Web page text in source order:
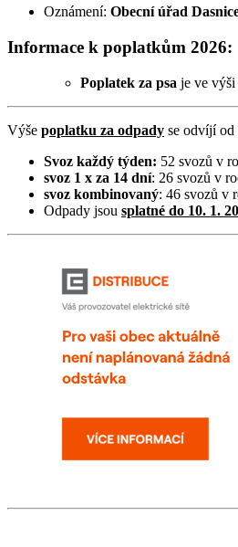
Oznámení: Obecní úřad
Informace k poplatkům 2026:
Poplatek za psa je ve výši
Výše poplatku za odpady se odvíjí od
Svoz každý týden: 52 svozů v
svoz 1 x za 14 dní: 26 svozů v
svoz kombinovaný: 46 svozů v
Odpady jsou splatné do 10. 1.